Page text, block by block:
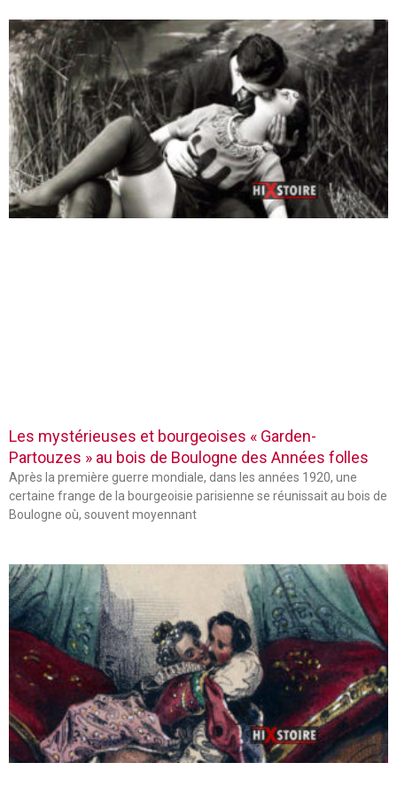
Les mystérieuses et bourgeoises « Garden-
Partouzes » au bois de Boulogne des Années folles
Après la première guerre mondiale, dans les années 1920, une
certaine frange de la bourgeoisie parisienne se réunissait au bois de
Boulogne où, souvent moyennant